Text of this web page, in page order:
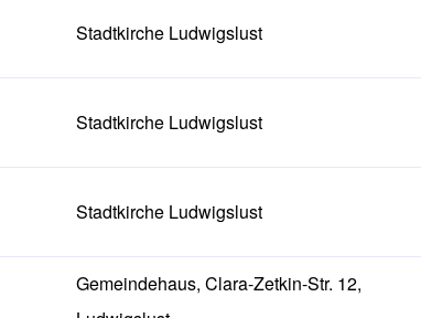
Stadtkirche Ludwigslust
Stadtkirche Ludwigslust
Stadtkirche Ludwigslust
Gemeindehaus, Clara-Zetkin-Str. 12,